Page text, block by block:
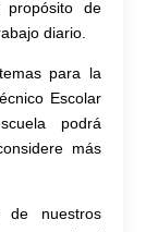
de
diario.
para la
Escolar
podrá
más
de nuestros